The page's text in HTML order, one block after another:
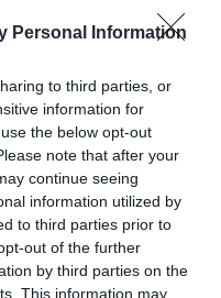
Personal Information
to third parties, or
information for
the below opt-out
note that after your
continue seeing
information utilized by
to third parties prior to
out of the further
by third parties on the
This information may
μικρής εμβέλειας
να αποτυπώσουν
εκδηλωθούν
δεδομένα θα
με
και
να συλλεγούν
για τη
συστηματικής